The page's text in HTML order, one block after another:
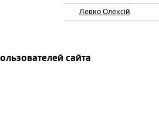
Левко Олексій
сайта